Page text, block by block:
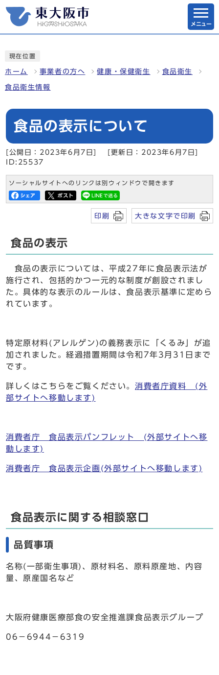
メニュー
現在位置
ホーム 事業者の方へ 健康・保健衛生 食品衛生
食品衛生情報
食品の表示について
[公開日：2023年6月7日]
[更新日：2023年6月7日]
ID:25537
ソーシャルサイトへのリンクは別ウィンドウで開きます
印刷 大きな文字で印刷
食品の表示
食品の表示については、平成27年に食品表示法が
施行され、包括的かつ一元的な制度が創設されまし
た。具体的な表示のルールは、食品表示基準に定めら
れています。
特定原材料(アレルゲン)の義務表示に「くるみ」が追
加されました。経過措置期間は令和7年3月31日まで
です。
詳しくはこちらをご覧ください。 消費者庁資料 (外
部サイトへ移動します)
消費者庁 食品表示パンフレット (外部サイトへ移
動します)
消費者庁 食品表示企画(外部サイトへ移動します)
食品表示に関する相談窓口
品質事項
名称(一部衛生事項)、原材料名、原料原産地、内容
量、原産国名など
大阪府健康医療部食の安全推進課食品表示グループ
06－6944－6319